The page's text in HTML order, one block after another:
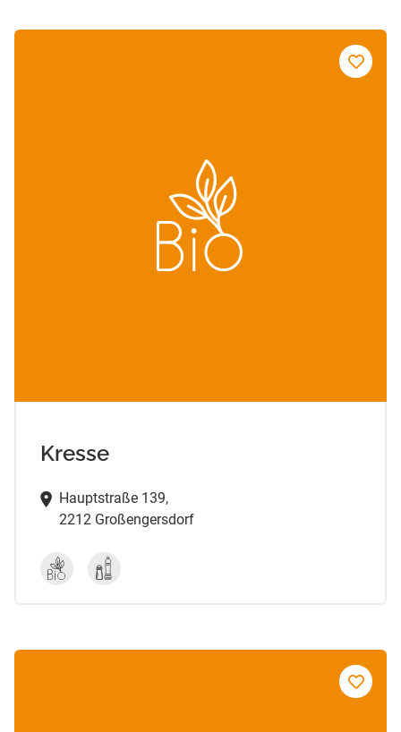
Kresse
Hauptstraße 139,
2212 Großengersdorf